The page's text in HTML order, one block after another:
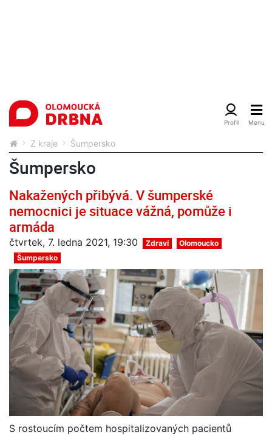
Z kraje Šumpersko
Šumpersko
Nakažených přibývá. V šumperské
nemocnici je situace vážná, pomůže i
armáda
čtvrtek, 7. ledna 2021, 19:30 Zdraví
Olomoucko
Šumpersko
S rostoucím počtem hospitalizovaných pacientů